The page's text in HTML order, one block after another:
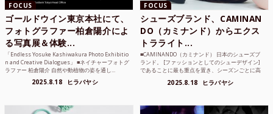
FOCUS
ゴールドウイン東京本社にて、
フォトグラファー柏倉陽介によ
る写真展＆体験...
「Endless Yosuke Kashiwakura Photo Exhibitio
n and Creative Dialogues」 ■ネイチャーフォトグ
ラファー 柏倉陽介 自然や動植物の姿を通し...
2025.8.18 ヒラバヤシ
FOCUS
シューズブランド、CAMINAN
DO（カミナンド）からエクス
トラライト...
■CAMINANDO（カミナンド） 日本のシューズブ
ランド。 [ファッションとしてのシューデザイン]
であることに最も重点を置き、シーズンごとに高
でも持つメキ...2025.8.18 ヒラバヤシ